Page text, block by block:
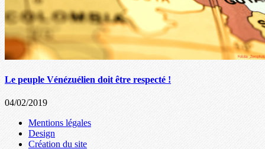
Le peuple Vénézuélien doit être respecté !
04/02/2019
Mentions légales
Design
Création du site